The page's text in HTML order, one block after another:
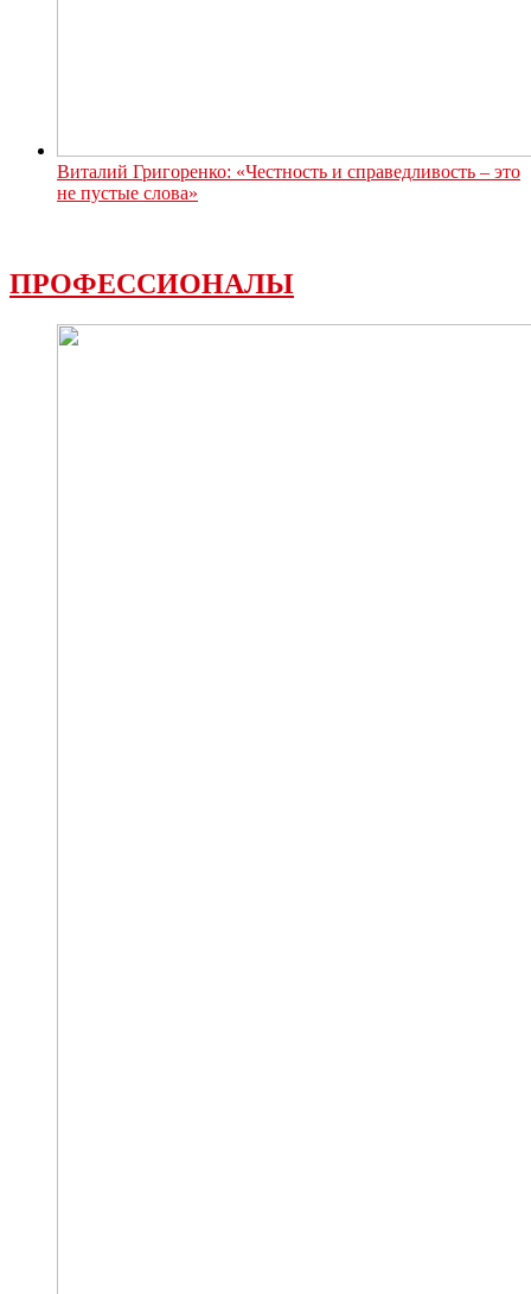
Виталий Григоренко: «Честность и справедливость – это
не пустые слова»
ПРОФЕССИОНАЛЫ